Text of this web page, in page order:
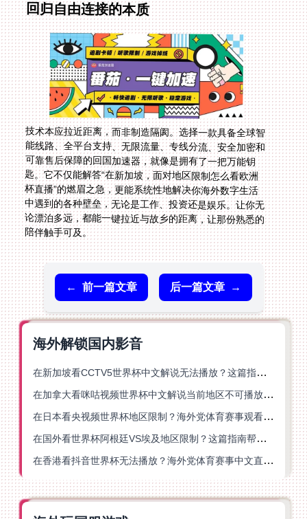
回归自由连接的本质
技术本应拉近距离，而非制造隔阂。选择一款具备全球智
能线路、全平台支持、无限流量、专线分流、安全加密和
可靠售后保障的回国加速器，就像是拥有了一把万能钥
匙。它不仅能解答“在新加坡，面对地区限制怎么看欧洲
杯直播”的燃眉之急，更能系统性地解决你海外数字生活
中遇到的各种壁垒，无论是工作、投资还是娱乐。让你无
论漂泊多远，都能一键拉近与故乡的距离，让那份熟悉的
陪伴触手可及。
← 前一篇文章 后一篇文章 →
海外解锁国内影音
在新加坡看CCTV5世界杯中文解说无法播放？这篇指南帮你解锁海外体育直播自由
在加拿大看咪咕视频世界杯中文解说当前地区不可播放？这篇指南帮你一键解决
在日本看央视频世界杯地区限制？海外党体育赛事观看终极指南
在国外看世界杯阿根廷VS埃及地区限制？这篇指南帮你搞定中文直播+解说
在香港看抖音世界杯无法播放？海外党体育赛事中文直播终极指南